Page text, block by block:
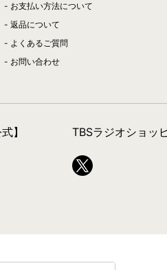
お支払い方法について
返品について
よくあるご質問
お問い合わせ
】 TBSラジオショッ